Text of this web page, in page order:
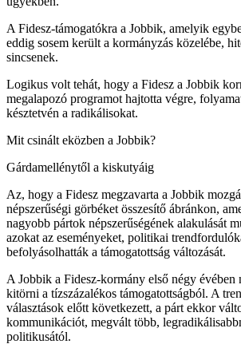
A Fidesz-támogatókra a Jobbik, amelyik
eddig sosem került a kormányzás közelébe,
sincsenek.
Logikus volt tehát, hogy a Fidesz a Jobbik
megalapozó programot hajtotta végre,
késztetvén a radikálisokat.
Mit csinált eközben a Jobbik?
Gárdamellénytől a kiskutyáig
Az, hogy a Fidesz megzavarta a Jobbik
népszerűségi görbéket összesítő ábránkon,
nagyobb pártok népszerűségének alakulását
azokat az eseményeket, politikai
befolyásolhatták a támogatottság változását.
A Jobbik a Fidesz-kormány első négy évében
kitörni a tízszázalékos támogatottságból. A
választások előtt következett, a párt ekkor
kommunikációt, megvált több,
politikusától.